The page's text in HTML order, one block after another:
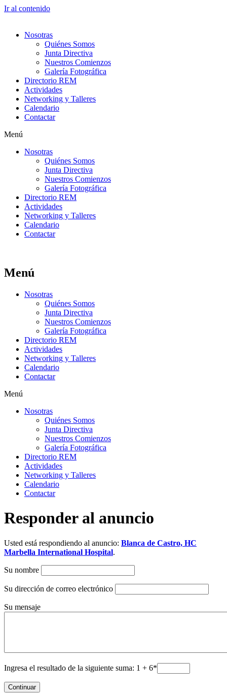
Ir al contenido
Nosotras
Quiénes Somos
Junta Directiva
Nuestros Comienzos
Galería Fotográfica
Directorio REM
Actividades
Networking y Talleres
Calendario
Contactar
Menú
Nosotras
Quiénes Somos
Junta Directiva
Nuestros Comienzos
Galería Fotográfica
Directorio REM
Actividades
Networking y Talleres
Calendario
Contactar
Menú
Nosotras
Quiénes Somos
Junta Directiva
Nuestros Comienzos
Galería Fotográfica
Directorio REM
Actividades
Networking y Talleres
Calendario
Contactar
Menú
Nosotras
Quiénes Somos
Junta Directiva
Nuestros Comienzos
Galería Fotográfica
Directorio REM
Actividades
Networking y Talleres
Calendario
Contactar
Responder al anuncio
Usted está respondiendo al anuncio: Blanca de Castro, HC
Marbella International Hospital.
Su nombre
Su dirección de correo electrónico
Su mensaje
Ingresa el resultado de la siguiente suma: 1 + 6*